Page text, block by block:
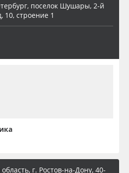
поселок Шушары, 2-й
10, строение 1
г. Ростов-на-Дону, 40-